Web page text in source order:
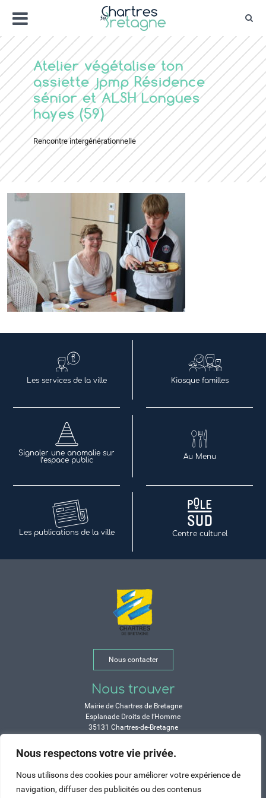
Nous respectons votre vie privée.
Nous utilisons des cookies pour améliorer votre expérience de
navigation, diffuser des publicités ou des contenus
contenu
Menu
Bienvenue sur le site de la ville de
Ville Zéro phyto / 4 fleurs
Atelier végétalise ton
assiette jpmp Résidence
sénior et ALSH Longues
hayes (59)
Rencontre intergénérationnelle
Les services de la ville Kiosque familles
Signaler une anomalie sur
l’espace public
Au Menu
Les publications de la ville Centre culturel
Nous contacter
Nous trouver
Mairie de Chartres de Bretagne
Esplanade Droits de l’Homme
35131 Chartres-de-Bretagne
Horaires
Durant les congés d’été :